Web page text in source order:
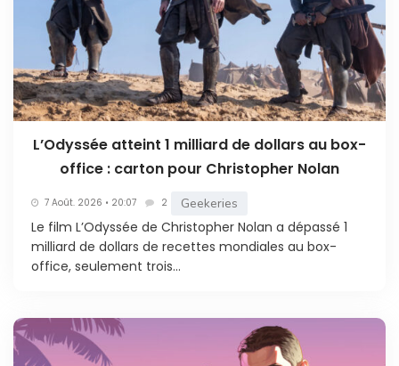
L’Odyssée atteint 1 milliard de dollars au box-
office : carton pour Christopher Nolan
7 Août. 2026 • 20:07 2 Geekeries
Le film L’Odyssée de Christopher Nolan a dépassé 1
milliard de dollars de recettes mondiales au box-
office, seulement trois...